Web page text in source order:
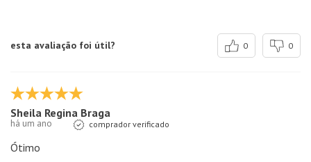
esta avaliação foi útil? 0 0
Sheila Regina Braga
há um ano comprador verificado
Ótimo